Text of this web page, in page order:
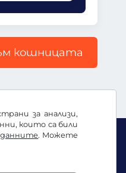
за анализи,
които са били
данните. Можете
кошницата